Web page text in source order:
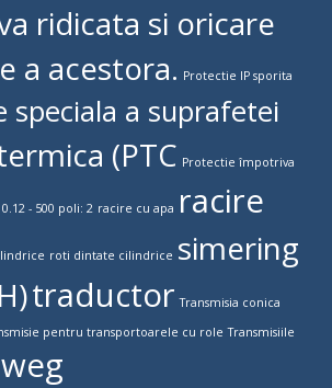
ridicata si oricare
a acestora. Protectie IP sporita
speciala a suprafetei
(PTC Protectie împotriva
- 500 poli: 2 racire cu apa racire
roti dintate cilindrice simering
traductor Transmisia conica
pentru transportoarele cu role Transmisiile
weg